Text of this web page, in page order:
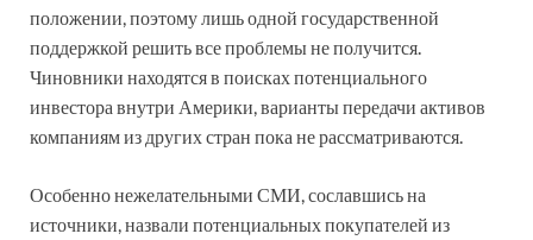
положении, поэтому лишь одной государственной
поддержкой решить все проблемы не получится.
Чиновники находятся в поисках потенциального
инвестора внутри Америки, варианты передачи активов
компаниям из других стран пока не рассматриваются.
Особенно нежелательными СМИ, сославшись на
источники, назвали потенциальных покупателей из